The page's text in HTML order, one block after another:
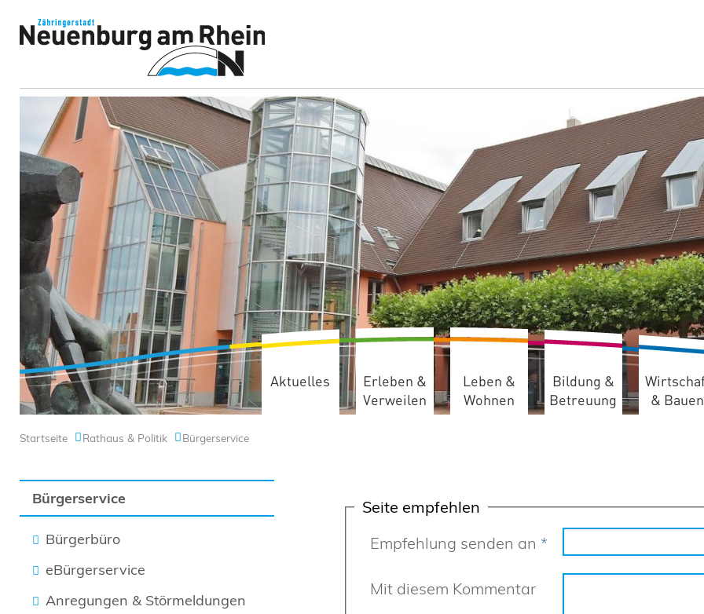
Aktuelles
Erleben &
Verweilen
Leben &
Wohnen
Bildung &
Betreuung
& Bauen
Startseite Rathaus & Politik Bürgerservice
Bürgerservice
Bürgerbüro
eBürgerservice
Anregungen & Störmeldungen
Seite empfehlen
Empfehlung senden an *
Mit diesem Kommentar